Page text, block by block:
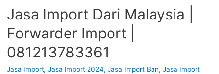
Jasa Import Dari Malaysia |
Forwarder Import |
081213783361
Jasa Import, Jasa Import 2024, Jasa Import Ban, Jasa Import